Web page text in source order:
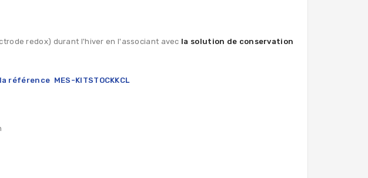
redox) durant l'hiver en l'associant avec la solution de conservation
référence MES-KITSTOCKKCL